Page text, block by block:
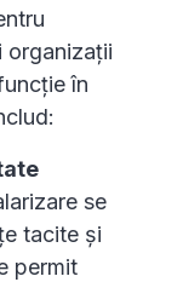
organizații
în
se
tacite și
permit